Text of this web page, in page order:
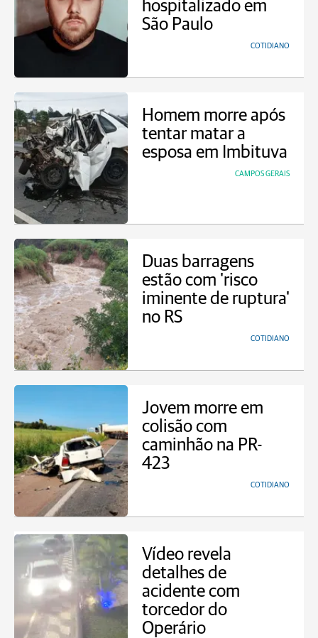
hospitalizado em
São Paulo
COTIDIANO
Homem morre após
tentar matar a
esposa em Imbituva
CAMPOS GERAIS
Duas barragens
estão com 'risco
iminente de ruptura'
no RS
COTIDIANO
Jovem morre em
colisão com
caminhão na PR-
423
COTIDIANO
Vídeo revela
detalhes de
acidente com
torcedor do
Operário